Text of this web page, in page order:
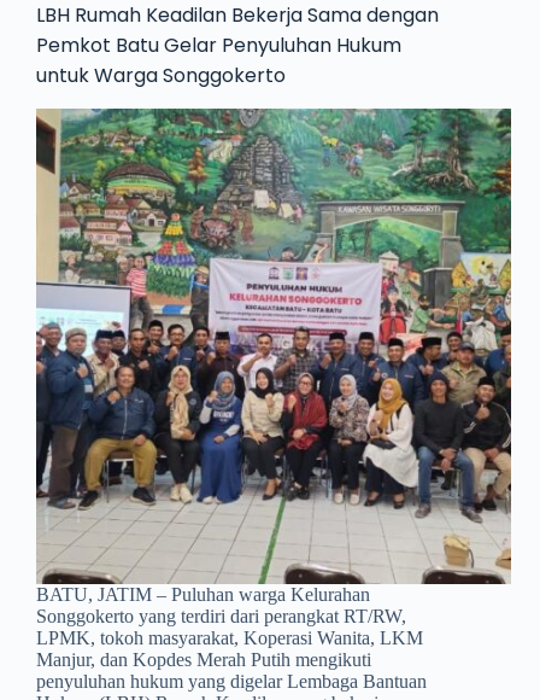
LBH Rumah Keadilan Bekerja Sama dengan
Pemkot Batu Gelar Penyuluhan Hukum
untuk Warga Songgokerto
BATU, JATIM – Puluhan warga Kelurahan
Songgokerto yang terdiri dari perangkat RT/RW,
LPMK, tokoh masyarakat, Koperasi Wanita, LKM
Manjur, dan Kopdes Merah Putih mengikuti
penyuluhan hukum yang digelar Lembaga Bantuan